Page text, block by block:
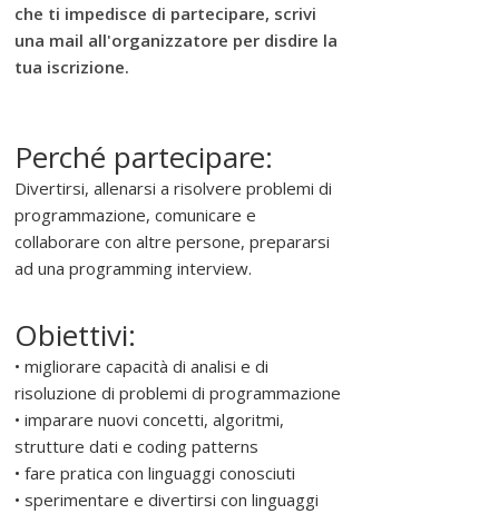
che ti impedisce di partecipare, scrivi
una mail all'organizzatore per disdire la
tua iscrizione.
Perché partecipare:
Divertirsi, allenarsi a risolvere problemi di
programmazione, comunicare e
collaborare con altre persone, prepararsi
ad una programming interview.
Obiettivi:
• migliorare capacità di analisi e di
risoluzione di problemi di programmazione
• imparare nuovi concetti, algoritmi,
strutture dati e coding patterns
• fare pratica con linguaggi conosciuti
• sperimentare e divertirsi con linguaggi